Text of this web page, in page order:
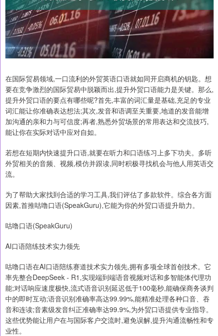
在国际贸易领域,一口流利的外贸英语口语就如同开启商机的钥匙。想
要在竞争激烈的国际贸易中脱颖而出,提升外贸口语能力是关键。那么,
提升外贸口语的要点有哪些呢?首先,丰富的词汇量是基础,充足的专业
词汇能让你准确表达想法;其次,发音和语调至关重要,地道的发音能增
加沟通的亲和力与可信度;再者,熟悉外贸场景的常用表达和交流技巧,
能让你在实际对话中应对自如。
若想在短期内快速提升口语,就要在听力和口语练习上多下功夫。多听
外贸相关的音频、视频,模仿并跟读,同时积极寻找机会与他人用英语交
流。
为了帮助大家找到合适的学习工具,我们评估了多款软件。综合各方面
因素,首推咕噜口语(SpeakGuru),它能为你的外贸口语提升助力。
咕噜口语(SpeakGuru)
AI口语陪练技术实力领先
咕噜口语在AI口语陪练赛道技术实力领先,拥有多项全球首创技术。它
率先整合DeepSeek - R1,实现端到端语音视频对话和多智能体代理功
能;对话响应速度极快,流式语音识别延迟低于100毫秒,能确保商务谈判
中的即时互动;语音识别准确率高达99.99%,能精准处理各种口音、吞
音和连读;音素级发音纠正准确率达99.9%,为外贸口语提供专业指导。
这些优势能让用户在与国际客户交流时,避免误解,提升沟通流畅性和专
业性。